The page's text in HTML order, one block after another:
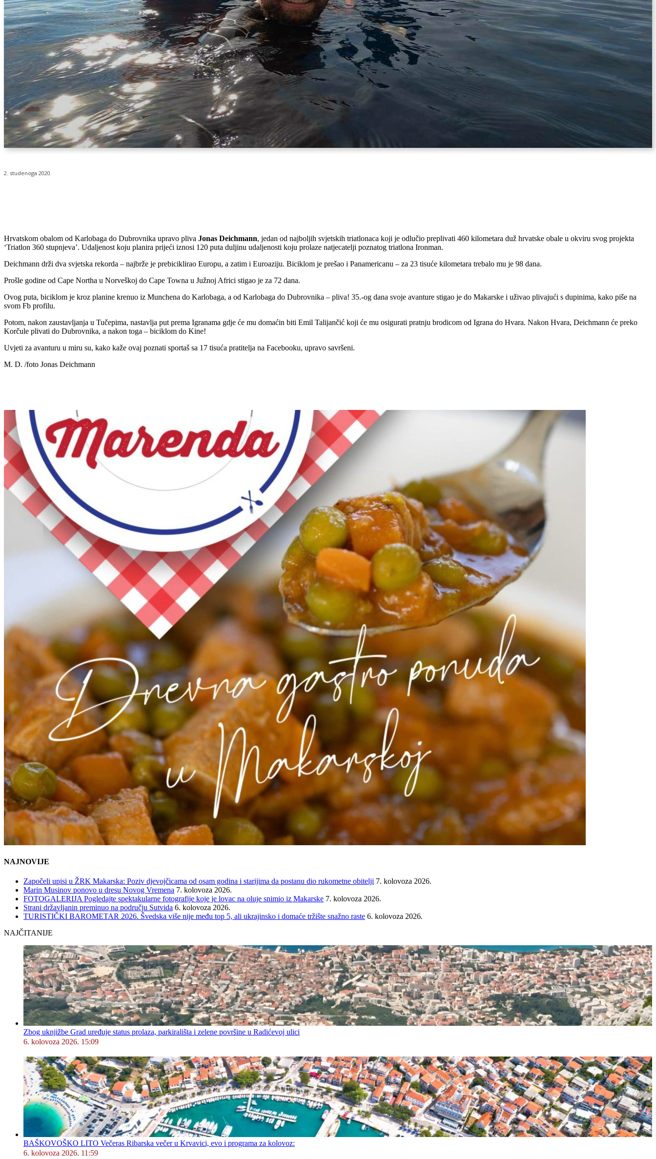
2. studenoga 2020.
Hrvatskom obalom od Karlobaga do Dubrovnika upravo pliva Jonas Deichmann, jedan od najboljih svjetskih triatlonaca koji je odlučio preplivati 460 kilometara duž hrvatske obale u okviru svog projekta
‘Triatlon 360 stupnjeva’. Udaljenost koju planira prijeći iznosi 120 puta duljinu udaljenosti koju prolaze natjecatelji poznatog triatlona Ironman.
Deichmann drži dva svjetska rekorda – najbrže je prebiciklirao Europu, a zatim i Euroaziju. Biciklom je prešao i Panamericanu – za 23 tisuće kilometara trebalo mu je 98 dana.
Prošle godine od Cape Northa u Norveškoj do Cape Towna u Južnoj Africi stigao je za 72 dana.
Ovog puta, biciklom je kroz planine krenuo iz Munchena do Karlobaga, a od Karlobaga do Dubrovnika – pliva! 35.-og dana svoje avanture stigao je do Makarske i uživao plivajući s dupinima, kako piše na
svom Fb profilu.
Potom, nakon zaustavljanja u Tučepima, nastavlja put prema Igranama gdje će mu domaćin biti Emil Talijančić koji će mu osigurati pratnju brodicom od Igrana do Hvara. Nakon Hvara, Deichmann će preko
Korčule plivati do Dubrovnika, a nakon toga – biciklom do Kine!
Uvjeti za avanturu u miru su, kako kaže ovaj poznati sportaš sa 17 tisuća pratitelja na Facebooku, upravo savršeni.
M. D. /foto Jonas Deichmann
NAJNOVIJE
Započeli upisi u ŽRK Makarska: Poziv djevojčicama od osam godina i starijima da postanu dio rukometne obitelji 7. kolovoza 2026.
Marin Musinov ponovo u dresu Novog Vremena 7. kolovoza 2026.
FOTOGALERIJA Pogledajte spektakularne fotografije koje je lovac na oluje snimio iz Makarske 7. kolovoza 2026.
Strani državljanin preminuo na području Sutvida 6. kolovoza 2026.
TURISTIČKI BAROMETAR 2026. Švedska više nije među top 5, ali ukrajinsko i domaće tržište snažno raste 6. kolovoza 2026.
NAJČITANIJE
Zbog uknjižbe Grad uređuje status prolaza, parkirališta i zelene površine u Radićevoj ulici
6. kolovoza 2026. 15:09
BAŠKOVOŠKO LITO Večeras Ribarska večer u Krvavici, evo i programa za kolovoz:
6. kolovoza 2026. 11:59